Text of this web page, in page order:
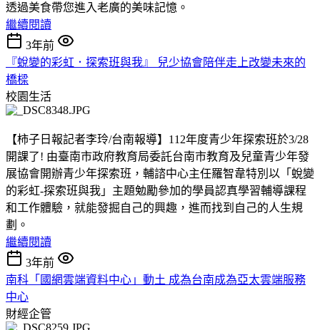
透過美食帶您進入老廣的美味記憶。
繼續閱讀
3年前
『蛻變的彩虹．探索班與我』 兒少協會陪伴走上改變未來的
橋樑
校園生活
【柿子日報記者李玲/台南報導】112年度青少年探索班於3/28
開課了! 由臺南市政府教育局委託台南市教育及兒童青少年發
展協會開辦青少年探索班，輔諮中心主任羅智韋特別以「蛻變
的彩虹-探索班與我」主題勉勵參加的學員認真學習輔導課程
和工作體驗，就能發掘自己的興趣，進而找到自己的人生規
劃。
繼續閱讀
3年前
南科「國網雲端資料中心」動土 成為台南成為亞太雲端服務
中心
財經企管